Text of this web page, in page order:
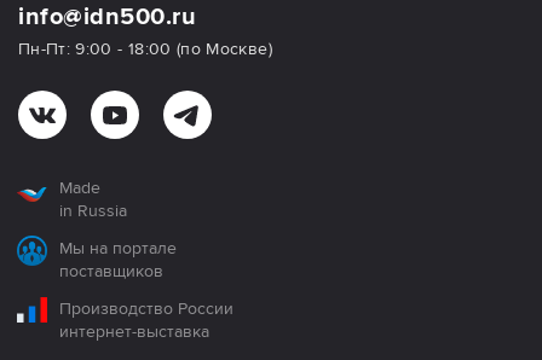
info@idn500.ru
Пн-Пт: 9:00 - 18:00 (по Москве)
Made
in Russia
Мы на портале
поставщиков
Производство России
интернет-выставка